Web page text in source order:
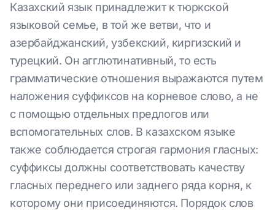
Казахский язык принадлежит к тюркской
языковой семье, в той же ветви, что и
азербайджанский, узбекский, киргизский и
турецкий. Он агглютинативный, то есть
грамматические отношения выражаются путем
наложения суффиксов на корневое слово, а не
с помощью отдельных предлогов или
вспомогательных слов. В казахском языке
также соблюдается строгая гармония гласных:
суффиксы должны соответствовать качеству
гласных переднего или заднего ряда корня, к
которому они присоединяются. Порядок слов